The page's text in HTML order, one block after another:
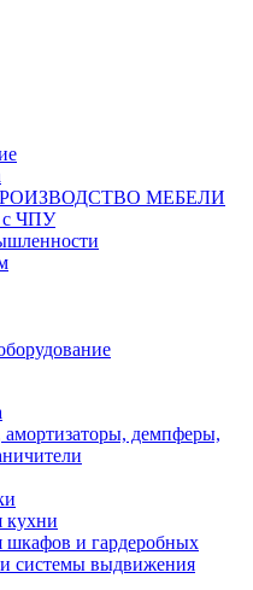
МЕБЕЛИ
с ЧПУ
демпферы,
кухни
шкафов и гардеробных
системы выдвижения